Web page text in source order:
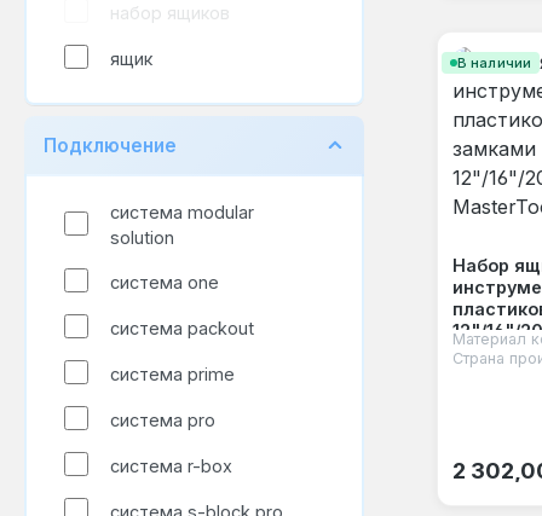
набор ящиков
ящик
Подключение
система modular
solution
система one
система packout
система prime
система pro
система r-box
система s-block pro
В наличии
Набор
12"/16"/
Материал
Страна
Обычная
2